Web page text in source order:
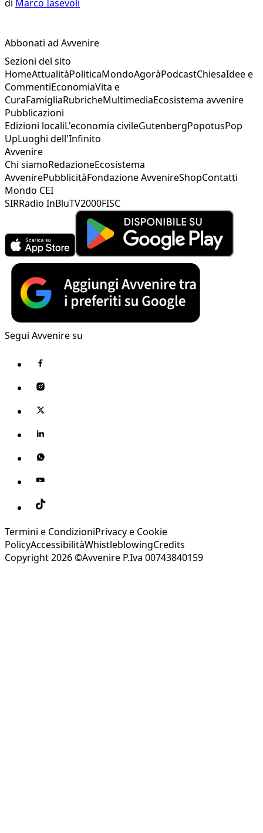
di Marco Iasevoli
Abbonati ad Avvenire
Sezioni del sito
HomeAttualitàPoliticaMondoAgoràPodcastChiesaIdee e
CommentiEconomiaVita e
CuraFamigliaRubricheMultimediaEcosistema avvenire
Pubblicazioni
Edizioni localiL'economia civileGutenbergPopotusPop
UpLuoghi dell'Infinito
Avvenire
Chi siamoRedazioneEcosistema
AvvenirePubblicitàFondazione AvvenireShopContatti
Mondo CEI
SIRRadio InBluTV2000FISC
Segui Avvenire su
Termini e CondizioniPrivacy e Cookie
PolicyAccessibilitàWhistleblowingCredits
Copyright 2026 ©Avvenire P.Iva 00743840159